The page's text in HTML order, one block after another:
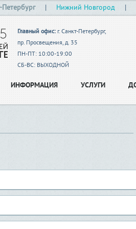
Петербург | Нижний Новгород |
Главный офис: г. Санкт-Петербург,
пр. Просвещения, д. 35
ПН-ПТ: 10:00-19:00
СБ-ВС: ВЫХОДНОЙ
ИНФОРМАЦИЯ УСЛУГИ